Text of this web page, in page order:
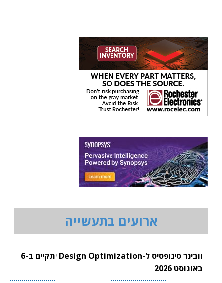
ארועים בתעשייה
וובינר סינופסיס ל-Design Optimization יתקיים ב-6
באוגוסט 2026